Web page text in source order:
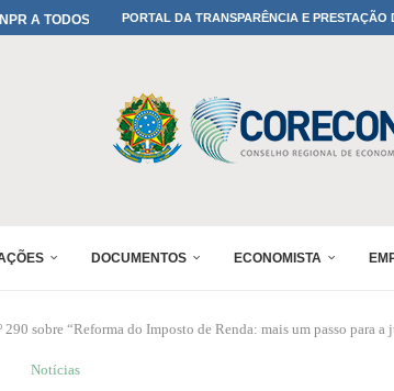
A TODOS OS PAIS!PORTAL DA TRANSPARÊNCIA E PRESTAÇÃO
DOCUMENTOS ECONOMISTA
sobre “Reforma do Imposto de Renda: mais um passo para a
Notícias